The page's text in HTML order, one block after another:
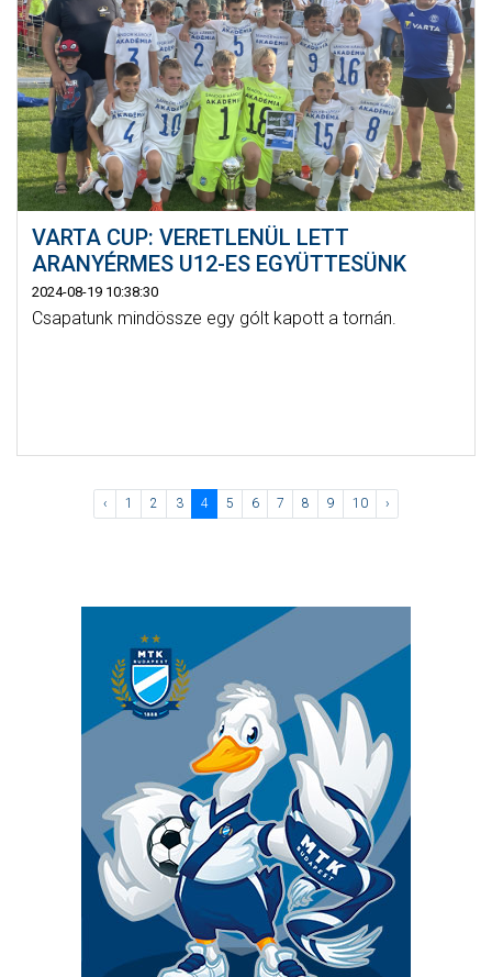
VARTA CUP: VERETLENÜL LETT
ARANYÉRMES U12-ES EGYÜTTESÜNK
2024-08-19 10:38:30
Csapatunk mindössze egy gólt kapott a tornán.
‹ 1 2 3 4 5 6 7 8 9 10 ›